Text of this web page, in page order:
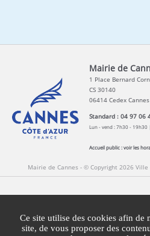
Mairie de
1 Place Bernard
CS 30140
06414 Cedex Cannes
Standard : 04 97 06
Lun - vend : 7h30 - 19h30
Accueil public :voir les
Mairie de Cannes - © Copyright 2026
Mentions légales
Ce site utilise des cookies afin de
site, de vous proposer des